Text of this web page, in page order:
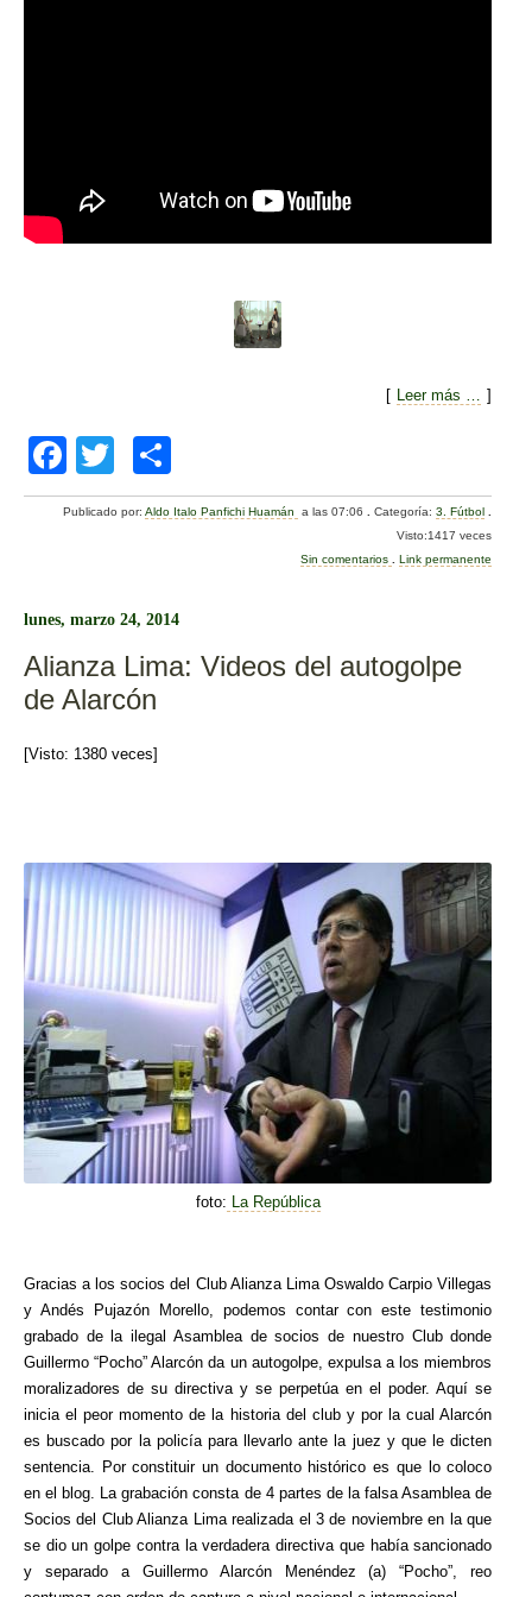
[ Leer más … ]
F
a
c
b
o
k
T
wi
tt
o
m
ar
tir
Publicado por:Aldo Italo Panfichi Huamán a las 07:06 .Categoría:3. Fútbol
Visto:1417 veces
Sin comentarios
Link permanente
lunes, marzo 24, 2014
Alianza Lima: Videos del autogolpe
de Alarcón
[Visto: 1380 veces]
foto: La República
Gracias a los socios del Club Alianza Lima Oswaldo Carpio Villegas
y Andés Pujazón Morello, podemos contar con este testimonio
grabado de la ilegal Asamblea de socios de nuestro Club donde
Guillermo “Pocho” Alarcón da un autogolpe, expulsa a los miembros
moralizadores de su directiva y se perpetúa en el poder. Aquí se
inicia el peor momento de la historia del club y por la cual Alarcón
es buscado por la policía para llevarlo ante la juez y que le dicten
sentencia. Por constituir un documento histórico es que lo coloco
en el blog. La grabación consta de 4 partes de la falsa Asamblea de
Socios del Club Alianza Lima realizada el 3 de noviembre en la que
se dio un golpe contra la verdadera directiva que había sancionado
y separado a Guillermo Alarcón Menéndez (a) “Pocho”, reo